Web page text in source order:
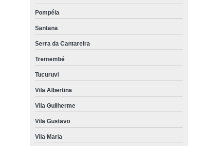
Pompéia
Santana
Serra da Cantareira
Tremembé
Tucuruvi
Vila Albertina
Vila Guilherme
Vila Gustavo
Vila Maria